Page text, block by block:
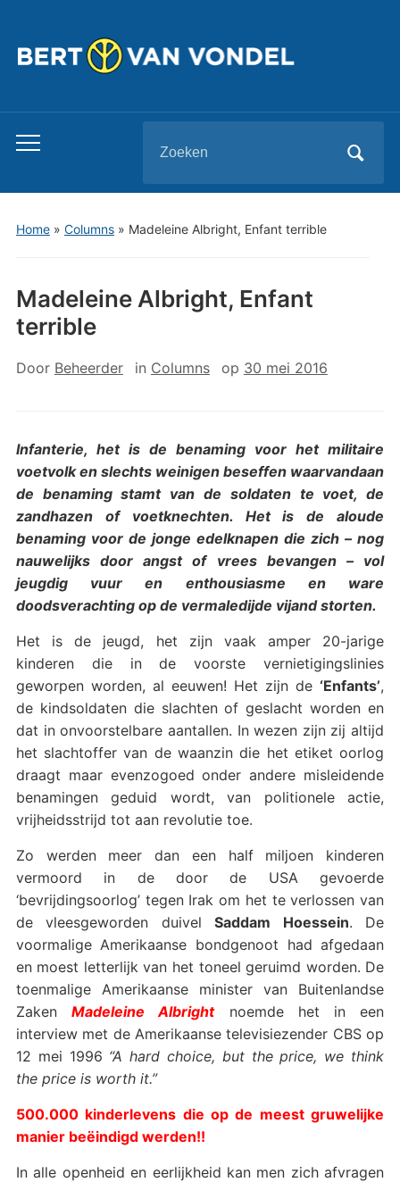
Toggle
menu
naar:
Home» Columns» Madeleine Albright, Enfant terrible
Madeleine Albright, Enfant
terrible
Door Beheerder in Columns op 30 mei 2016
Infanterie, het is de benaming voor het militaire
voetvolk en slechts weinigen beseffen waarvandaan
de benaming stamt van de soldaten te voet, de
zandhazen of voetknechten. Het is de aloude
benaming voor de jonge edelknapen die zich – nog
nauwelijks door angst of vrees bevangen – vol
jeugdig vuur en enthousiasme en ware
doodsverachting op de vermaledijde vijand storten.
Het is de jeugd, het zijn vaak amper 20-jarige
kinderen die in de voorste vernietigingslinies
geworpen worden, al eeuwen! Het zijn de‘Enfants’,
de kindsoldaten die slachten of geslacht worden en
dat in onvoorstelbare aantallen. In wezen zijn zij altijd
het slachtoffer van de waanzin die het etiket oorlog
draagt maar evenzogoed onder andere misleidende
benamingen geduid wordt, van politionele actie,
vrijheidsstrijd tot aan revolutie toe.
Zo werden meer dan een half miljoen kinderen
vermoord in de door de USA gevoerde
‘bevrijdingsoorlog’ tegen Irak om het te verlossen van
de vleesgeworden duivelSaddam Hoessein. De
voormalige Amerikaanse bondgenoot had afgedaan
en moest letterlijk van het toneel geruimd worden. De
toenmalige Amerikaanse minister van Buitenlandse
ZakenMadeleine Albrightnoemde het in een
interview met de Amerikaanse televisiezender CBS op
12 mei 1996 “A hard choice, but the price, we think
the price is worth it.”
500.000 kinderlevens die op de meest gruwelijke
manier beëindigd werden!!
In alle openheid en eerlijkheid kan men zich afvragen